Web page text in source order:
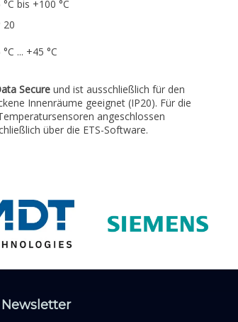
°C bis +100 °C
20
°C ... +45 °C
Secure und ist ausschließlich für den
Innenräume geeignet (IP20). Für die
angeschlossen
über die ETS-Software.
Newsletter